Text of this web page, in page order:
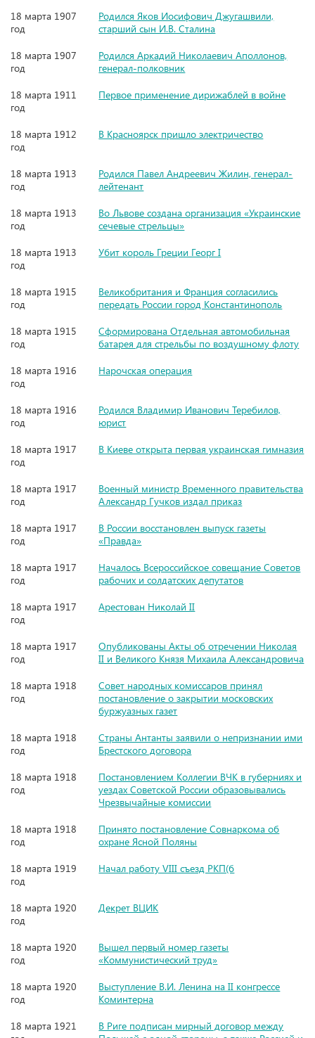
18 марта 1907
год
Родился Яков Иосифович Джугашвили,
старший сын И.В. Сталина
18 марта 1907
год
Родился Аркадий Николаевич Аполлонов,
генерал-полковник
18 марта 1911
год
Первое применение дирижаблей в войне
18 марта 1912
год
В Красноярск пришло электричество
18 марта 1913
год
Родился Павел Андреевич Жилин, генерал-
лейтенант
18 марта 1913
год
Во Львове создана организация «Украинские
сечевые стрельцы»
18 марта 1913
год
Убит король Греции Георг I
18 марта 1915
год
Великобритания и Франция согласились
передать России город Константинополь
18 марта 1915
год
Сформирована Отдельная автомобильная
батарея для стрельбы по воздушному флоту
18 марта 1916
год
Нарочская операция
18 марта 1916
год
Родился Владимир Иванович Теребилов,
юрист
18 марта 1917
год
В Киеве открыта первая украинская гимназия
18 марта 1917
год
Военный министр Временного правительства
Александр Гучков издал приказ
18 марта 1917
год
В России восстановлен выпуск газеты
«Правда»
18 марта 1917
год
Началось Всероссийское совещание Советов
рабочих и солдатских депутатов
18 марта 1917
год
Арестован Николай II
18 марта 1917
год
Опубликованы Акты об отречении Николая
II и Великого Князя Михаила Александровича
18 марта 1918
год
Совет народных комиссаров принял
постановление о закрытии московских
буржуазных газет
18 марта 1918
год
Страны Антанты заявили о непризнании ими
Брестского договора
18 марта 1918
год
Постановлением Коллегии ВЧК в губерниях и
уездах Советской России образовывались
Чрезвычайные комиссии
18 марта 1918
год
Принято постановление Совнаркома об
охране Ясной Поляны
18 марта 1919
год
Начал работу VIII съезд РКП(б
18 марта 1920
год
Декрет ВЦИК
18 марта 1920
год
Вышел первый номер газеты
«Коммунистический труд»
18 марта 1920
год
Выступление В.И. Ленина на II конгрессе
Коминтерна
18 марта 1921
В Риге подписан мирный договор между